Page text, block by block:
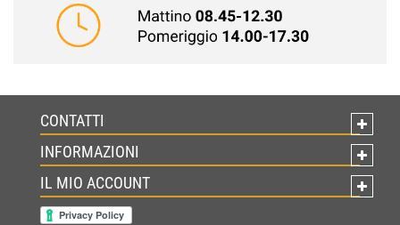
CONTATTI
INFORMAZIONI
IL MIO ACCOUNT